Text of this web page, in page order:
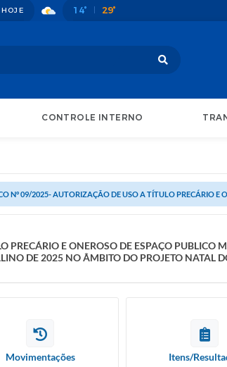
HOJE 14° 29°
CONTROLE INTERNO
N° 09/2025- AUTORIZAÇÃO DE USO A TÍTULO PRECÁRIO E
E ONEROSO DE ESPAÇO PUBLICO
DE 2025 NO ÂMBITO DO PROJETO NATAL
Movimentações Itens/